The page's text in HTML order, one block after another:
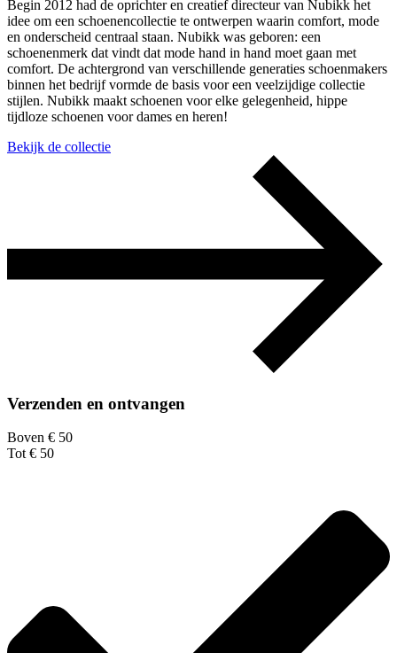
Begin 2012 had de oprichter en creatief directeur van Nubikk het
idee om een ​​schoenencollectie te ontwerpen waarin comfort, mode
en onderscheid centraal staan. Nubikk was geboren: een
schoenenmerk dat vindt dat mode hand in hand moet gaan met
comfort. De achtergrond van verschillende generaties schoenmakers
binnen het bedrijf vormde de basis voor een veelzijdige collectie
stijlen. Nubikk maakt schoenen voor elke gelegenheid, hippe
tijdloze schoenen voor dames en heren!
Bekijk de collectie
Verzenden en ontvangen
Boven € 50
Tot € 50